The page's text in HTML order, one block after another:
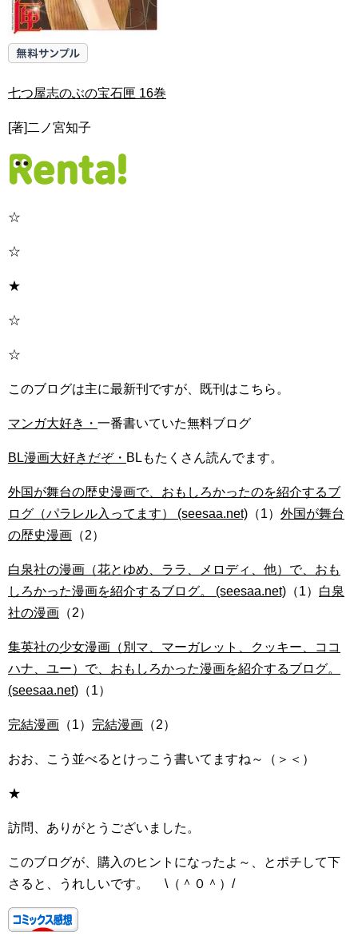
七つ屋志のぶの宝石匣 16巻
[著]二ノ宮知子
☆
☆
★
☆
☆
このブログは主に最新刊ですが、既刊はこちら。
マンガ大好き・ 一番書いていた無料ブログ
BL漫画大好きだぞ・ BLもたくさん読んでます。
外国が舞台の歴史漫画で、おもしろかったのを紹介するブ
ログ（パラレル入ってます） (seesaa.net) （1） 外国が舞台
の歴史漫画 （2）
白泉社の漫画（花とゆめ、ララ、メロディ、他）で、おも
しろかった漫画を紹介するブログ。 (seesaa.net) （1） 白泉
社の漫画 （2）
集英社の少女漫画（別マ、マーガレット、クッキー、ココ
ハナ、ユー）で、おもしろかった漫画を紹介するブログ。
(seesaa.net) （1）
完結漫画 （1） 完結漫画 （2）
おお、こう並べるとけっこう書いてますね～（＞＜）
★
訪問、ありがとうございました。
このブログが、購入のヒントになったよ～、とポチして下
さると、うれしいです。 \（＾０＾）/